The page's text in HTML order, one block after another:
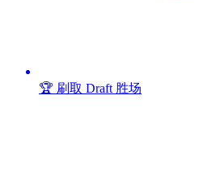
🏆 刷取 Draft 胜场